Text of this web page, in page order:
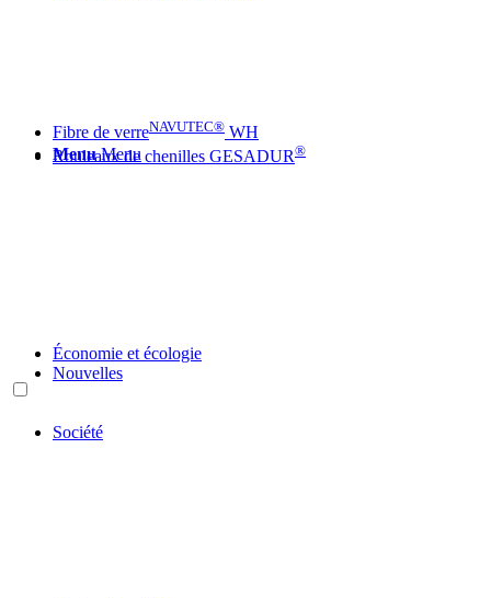
Menu Menu
Fibre de verreNAVUTEC® WH
Rouleaux de chenilles GESADUR®
Économie et écologie
Nouvelles
Société